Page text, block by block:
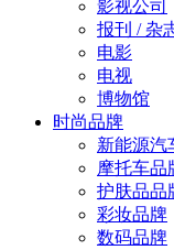
影视公司
报刊 / 杂
电影
电视
博物馆
时尚品牌
新能源汽
摩托车品
护肤品品
彩妆品牌
数码品牌